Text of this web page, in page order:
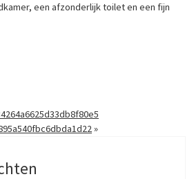
een afzonderlijk toilet en een fijn
»